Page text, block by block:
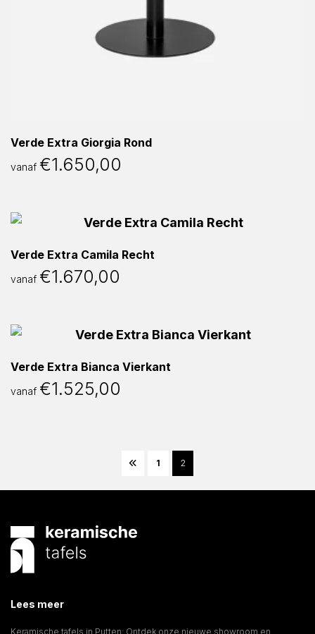
Verde Extra Giorgia Rond
vanaf €1.650,00
Verde Extra Camila Recht
vanaf €1.670,00
Verde Extra Bianca Vierkant
vanaf €1.525,00
1 2
Lees meer
Keramische tafels in Putten: Ontdek onze nieuwe showroom en